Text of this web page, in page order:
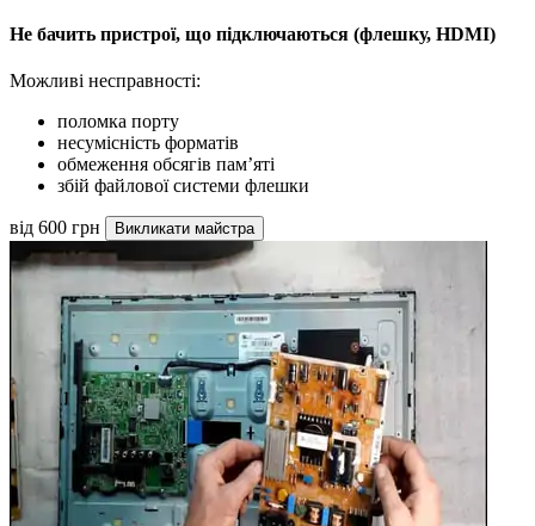
Не бачить пристрої, що підключаються (флешку, HDMI)
Можливі несправності:
поломка порту
несумісність форматів
обмеження обсягів пам’яті
збій файлової системи флешки
від 600 грн Викликати майстра